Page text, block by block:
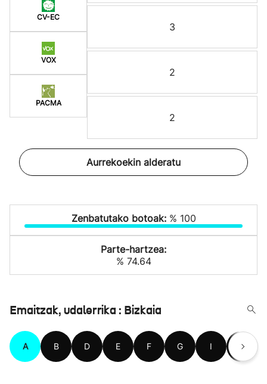
CV-EC
VOX
PACMA
3
2
2
Aurrekoekin alderatu
Zenbatutako botoak: % 100
Parte-hartzea:
% 74.64
Emaitzak, udalerrika : Bizkaia
A B D E F G I J